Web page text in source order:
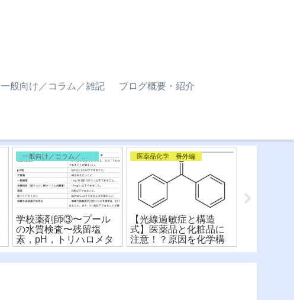
一般向け／コラム／雑記 ブログ概要・紹介
学校薬剤師③〜プール
の水質検査〜残留塩
素，pH，トリハロメタ
ン，細菌
医薬品化学 番外編
【光線過敏症と構造
式】医薬品と化粧品に
注意！？原因を化学構
造式から解説！